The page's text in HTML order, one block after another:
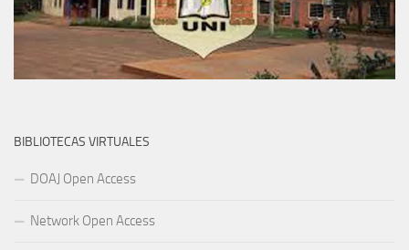
BIBLIOTECAS VIRTUALES
DOAJ Open Access
Network Open Access